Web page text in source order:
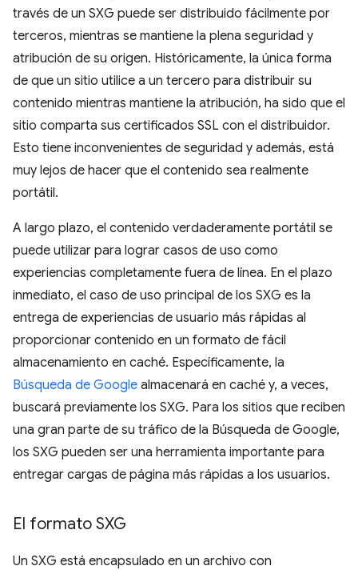
través de un SXG puede ser distribuido fácilmente por
terceros, mientras se mantiene la plena seguridad y
atribución de su origen. Históricamente, la única forma
de que un sitio utilice a un tercero para distribuir su
contenido mientras mantiene la atribución, ha sido que el
sitio comparta sus certificados SSL con el distribuidor.
Esto tiene inconvenientes de seguridad y además, está
muy lejos de hacer que el contenido sea realmente
portátil.
A largo plazo, el contenido verdaderamente portátil se
puede utilizar para lograr casos de uso como
experiencias completamente fuera de línea. En el plazo
inmediato, el caso de uso principal de los SXG es la
entrega de experiencias de usuario más rápidas al
proporcionar contenido en un formato de fácil
almacenamiento en caché. Específicamente, la
Búsqueda de Google almacenará en caché y, a veces,
buscará previamente los SXG. Para los sitios que reciben
una gran parte de su tráfico de la Búsqueda de Google,
los SXG pueden ser una herramienta importante para
entregar cargas de página más rápidas a los usuarios.
El formato SXG
Un SXG está encapsulado en un archivo con